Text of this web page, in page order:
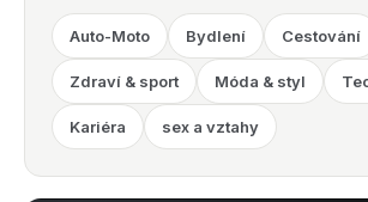
Auto-Moto Bydlení Cestování
Zdraví & sport Móda & styl
Kariéra sex a vztahy